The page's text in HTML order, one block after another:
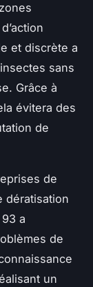
et discrète a
sans
Grâce à
évitera des
de
de
dératisation
a
de
un